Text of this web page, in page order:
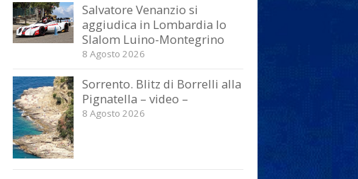
Salvatore Venanzio si
aggiudica in Lombardia lo
Slalom Luino-Montegrino
8 Agosto 2026
Sorrento. Blitz di Borrelli alla
Pignatella – video –
8 Agosto 2026